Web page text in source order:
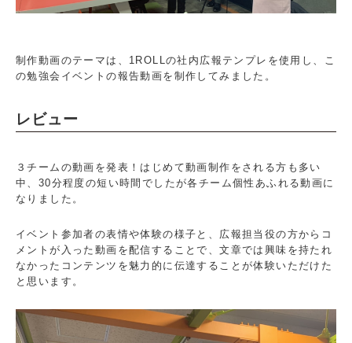
制作動画のテーマは、1ROLLの社内広報テンプレを使用し、こ
の勉強会イベントの報告動画を制作してみました。
レビュー
３チームの動画を発表！はじめて動画制作をされる方も多い
中、30分程度の短い時間でしたが各チーム個性あふれる動画に
なりました。
イベント参加者の表情や体験の様子と、広報担当役の方からコ
メントが入った動画を配信することで、文章では興味を持たれ
なかったコンテンツを魅力的に伝達することが体験いただけた
と思います。